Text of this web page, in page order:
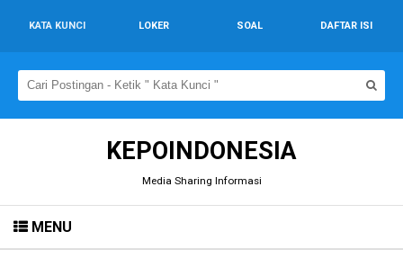
KATA KUNCI LOKER SOAL DAFTAR ISI
KEPOINDONESIA
Media Sharing Informasi
MENU